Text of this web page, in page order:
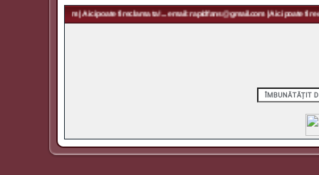
| Aici poate fi reclama ta! ... email: rapidfans@gmail.com | Aici poate fi